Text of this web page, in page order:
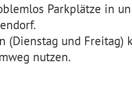
Parkplätze in
(Dienstag und Freitag)
nutzen.